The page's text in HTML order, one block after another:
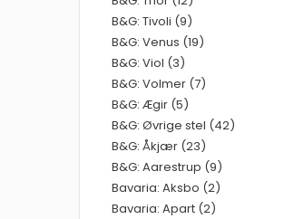
B&G: Tivoli (9)
B&G: Venus (19)
B&G: Viol (3)
B&G: Volmer (7)
B&G: Ægir (5)
B&G: Øvrige stel (42)
B&G: Åkjær (23)
B&G: Aarestrup (9)
Bavaria: Aksbo (2)
Bavaria: Apart (2)